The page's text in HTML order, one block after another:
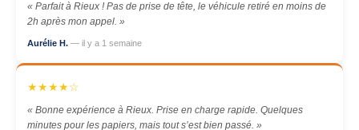
« Parfait à Rieux ! Pas de prise de tête, le véhicule retiré en moins de
2h après mon appel. »
Aurélie H. — il y a 1 semaine
★★★★☆
« Bonne expérience à Rieux. Prise en charge rapide. Quelques
minutes pour les papiers, mais tout s’est bien passé. »